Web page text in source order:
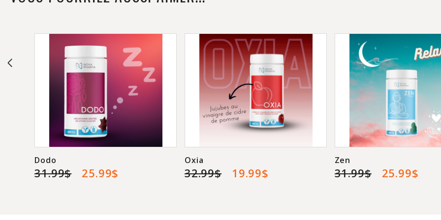
Vous sentez vous
de motivation et
votre cas, nos
nouveaux alliés!
Zen est une des
santé. C'est un
naturelles
corps à contrer les
Dodo
31.99$ 25.99$
Oxia
32.99$ 19.99$
Zen
31.99$ 25.99$